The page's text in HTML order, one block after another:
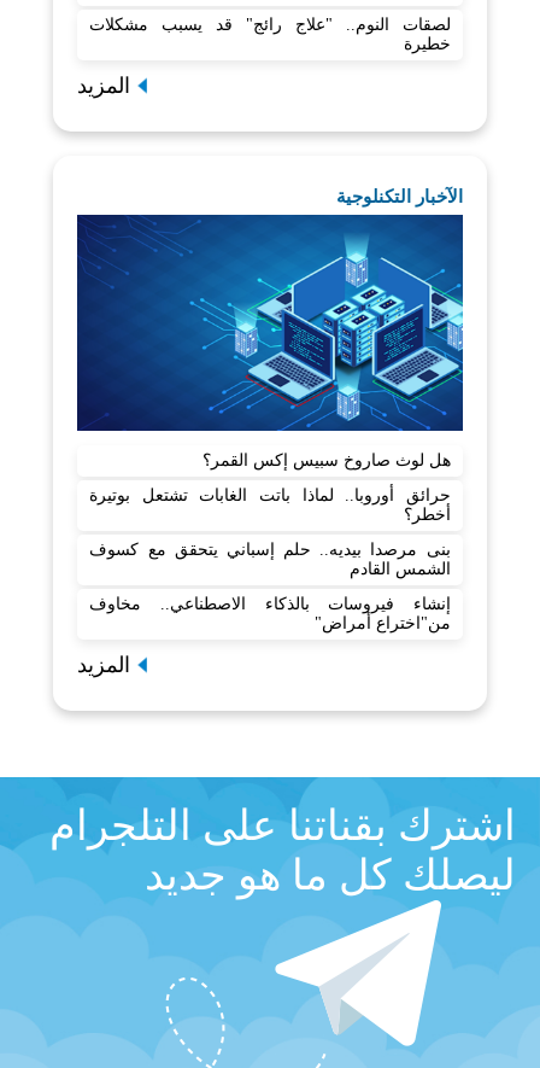
لصقات النوم.. "علاج رائج" قد يسبب مشكلات
خطيرة
المزيد
الآخبار التكنلوجية
هل لوث صاروخ سبيس إكس القمر؟
حرائق أوروبا.. لماذا باتت الغابات تشتعل بوتيرة
أخطر؟
بنى مرصدا بيديه.. حلم إسباني يتحقق مع كسوف
الشمس القادم
إنشاء فيروسات بالذكاء الاصطناعي.. مخاوف
من"اختراع أمراض"
المزيد
اشترك بقناتنا على التلجرام
ليصلك كل ما هو جديد